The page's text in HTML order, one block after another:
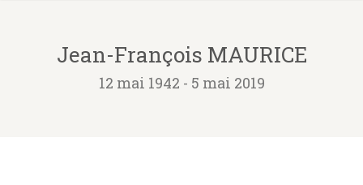
Jean-François MAURICE
12 mai 1942 - 5 mai 2019